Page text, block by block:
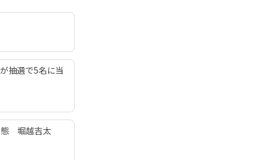
抽選で5名に当
態 堀越吉太